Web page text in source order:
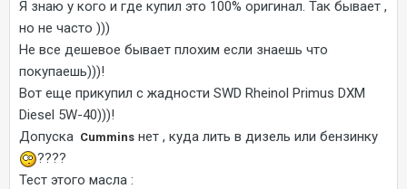
Я знаю у кого и где купил это 100% оригинал. Так бывает ,
но не часто )))
Не все дешевое бывает плохим если знаешь что
покупаешь)))!
Вот еще прикупил с жадности SWD Rheinol Primus DXM
Diesel 5W-40)))!
Допуска Cummins нет , куда лить в дизель или бензинку
????
Тест этого масла :